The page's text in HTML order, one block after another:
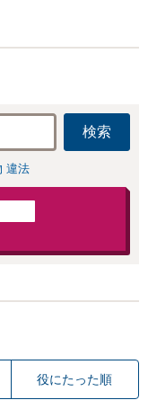
検索
違法
役にたった順